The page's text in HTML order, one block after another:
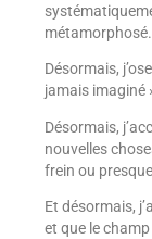
métamorphosé.
Désormais,
jamais imaginé
Désormais,
nouvelles
frein ou
Et désormais,
et que le